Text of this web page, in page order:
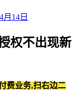
月14日
权不出现新
费业务,扫右边二